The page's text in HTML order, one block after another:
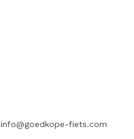
info@goedkope-fiets.com